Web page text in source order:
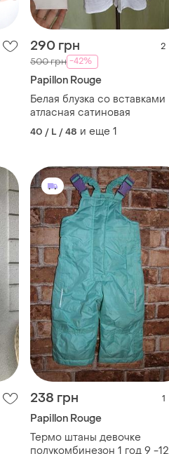
290 грн 2
500 грн -42%
Papillon Rouge
Белая блузка со вставками
атласная сатиновая
40 / L / 48 и еще 1
238 грн 1
Papillon Rouge
Термо штаны девочке
полукомбинезон 1 год 9 -12